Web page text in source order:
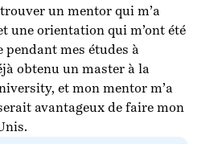
un mentor qui m’a
une orientation qui m’ont été
pendant mes études à
obtenu un master à la
et mon mentor m’a
avantageux de faire mon